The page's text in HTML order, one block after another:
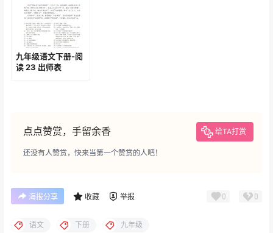
九年级语文下册-阅
读 23 出师表
点点赞赏，手留余香 给TA打赏
还没有人赞赏，快来当第一个赞赏的人吧！
海报分享 收藏 举报 0 0
语文 下册 九年级